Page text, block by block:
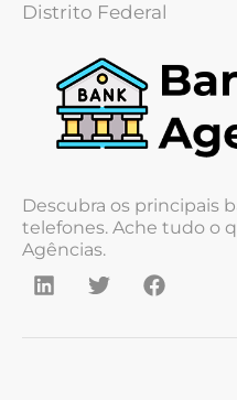
Distrito Federal
Descubra os principais
telefones. Ache tudo o
Agências.